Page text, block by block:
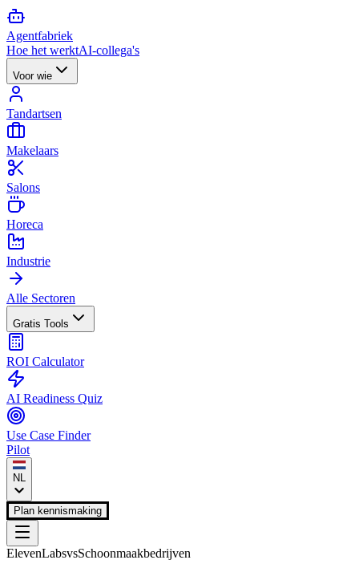
Agentfabriek
Hoe het werktAI-collega's
Voor wie
Tandartsen
Makelaars
Salons
Horeca
Industrie
Alle Sectoren
Gratis Tools
ROI Calculator
AI Readiness Quiz
Use Case Finder
Pilot
NL
Plan kennismaking
ElevenLabsvsSchoonmaakbedrijven